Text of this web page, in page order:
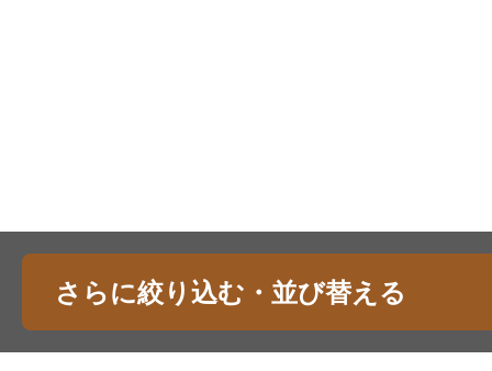
さらに絞り込む・並び替える